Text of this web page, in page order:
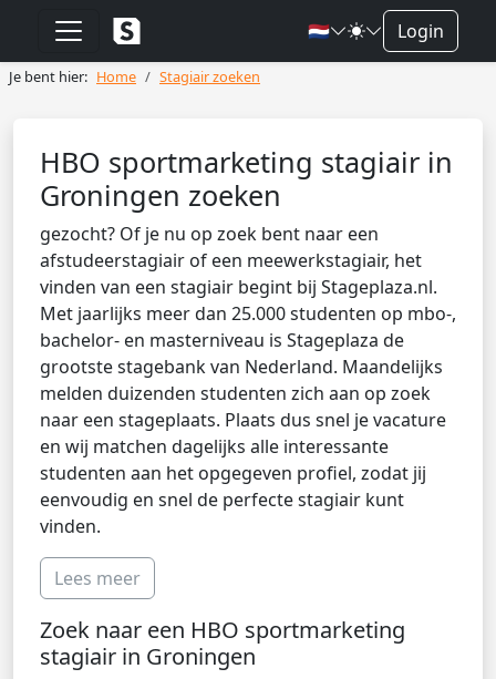
🇳🇱 Login
Je bent hier: Home Stagiair zoeken
HBO sportmarketing stagiair in
Groningen zoeken
gezocht? Of je nu op zoek bent naar een
afstudeerstagiair of een meewerkstagiair, het
vinden van een stagiair begint bij Stageplaza.nl.
Met jaarlijks meer dan 25.000 studenten op mbo-,
bachelor- en masterniveau is Stageplaza de
grootste stagebank van Nederland. Maandelijks
melden duizenden studenten zich aan op zoek
naar een stageplaats. Plaats dus snel je vacature
en wij matchen dagelijks alle interessante
studenten aan het opgegeven profiel, zodat jij
eenvoudig en snel de perfecte stagiair kunt
vinden.
Lees meer
Zoek naar een HBO sportmarketing
stagiair in Groningen